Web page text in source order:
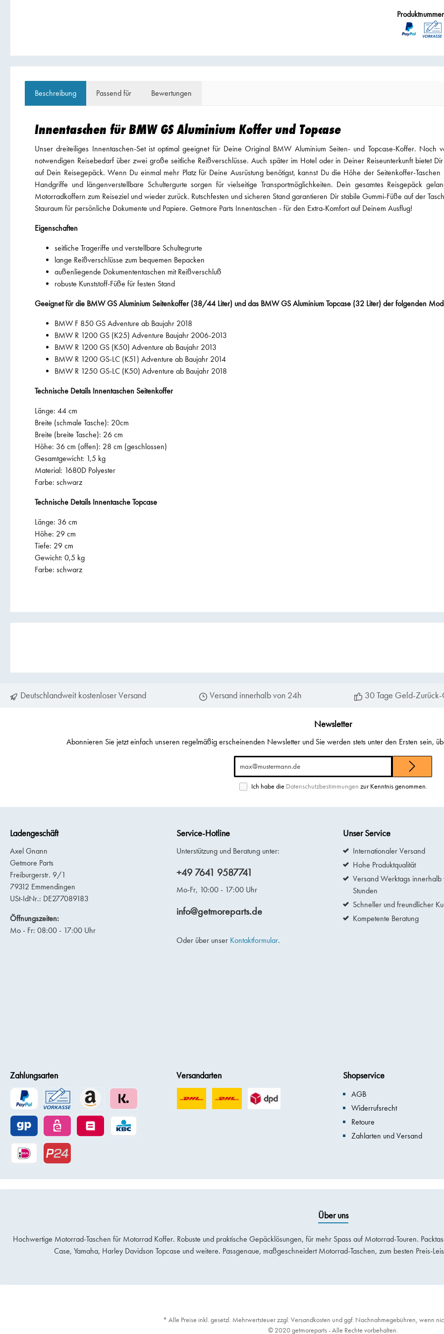
Beschreibung Passend für Bewertungen
Innentaschen für BMW GS Aluminium Koffer und Topcase
Unser dreiteiliges Innentaschen-Set ist optimal geeignet für Deine Original BMW Aluminium Seiten- und Topcase-Koffer. Noch
notwendigen Reisebedarf über zwei große seitliche Reißverschlüsse. Auch später im Hotel oder in Deiner Reiseunterkunft bietet
auf Dein Reisegepäck. Wenn Du einmal mehr Platz für Deine Ausrüstung benötigst, kannst Du die Höhe der Seitenkoffer-
Handgriffe und längenverstellbare Schultergurte sorgen für vielseitige Transportmöglichkeiten. Dein gesamtes Reisgepäck
Motorradkoffern zum Reiseziel und wieder zurück. Rutschfesten und sicheren Stand garantieren Dir stabile Gummi-Füße auf der
Stauraum für persönliche Dokumente und Papiere. Getmore Parts Innentaschen - für den Extra-Komfort auf Deinem Ausflug!
Eigenschaften
seitliche Trageriffe und verstellbare Schultegrurte
lange Reißverschlüsse zum bequemen Bepacken
außenliegende Dokumententaschen mit Reißverschluß
robuste Kunststoff-Füße für festen Stand
Geeignet für die BMW GS Aluminium Seitenkoffer (38/44 Liter) und das BMW GS Aluminium Topcase (32 Liter) der folgenden
BMW F 850 GS Adventure ab Baujahr 2018
BMW R 1200 GS (K25) Adventure Baujahr 2006-2013
BMW R 1200 GS (K50) Adventure ab Baujahr 2013
BMW R 1200 GS-LC (K51) Adventure ab Baujahr 2014
BMW R 1250 GS-LC (K50) Adventure ab Baujahr 2018
Technische Details Innentaschen Seitenkoffer
Länge: 44 cm
Breite (schmale Tasche): 20cm
Breite (breite Tasche): 26 cm
Höhe: 36 cm (offen): 28 cm (geschlossen)
Gesamtgewicht: 1,5 kg
Material: 1680D Polyester
Farbe: schwarz
Technische Details Innentasche Topcase
Länge: 36 cm
Höhe: 29 cm
Tiefe: 29 cm
Gewicht: 0,5 kg
Farbe: schwarz
Deutschlandweit kostenloser Versand Versand innerhalb von 24h 30 Tage Geld-
Newsletter
Abonnieren Sie jetzt einfach unseren regelmäßig erscheinenden Newsletter und Sie werden stets unter den Ersten sein,
Adresse*
Ich habe die Datenschutzbestimmungen zur Kenntnis genommen.
Ladengeschäft
Axel Gnann
Getmore Parts
Freiburgerstr. 9/1
79312 Emmendingen
USt-IdNr.: DE277089183
Öffnungszeiten:
Mo - Fr: 08:00 - 17:00 Uhr
Service-Hotline
Unterstützung und Beratung unter:
+49 7641 9587741
Mo-Fr, 10:00 - 17:00 Uhr
info@getmoreparts.de
Oder über unser Kontaktformular.
Unser Service
Internationaler Versand
Hohe Produktqualität
Versand Werktags
Stunden
Schneller und freundlicher
Kompetente Beratung
Zahlungsarten Versandarten Shopservice
AGB
Widerrufsrecht
Retoure
Zahlarten und Versand
Über uns
Hochwertige Motorrad-Taschen für Motorrad Koffer. Robuste und praktische Gepäcklösungen, für mehr Spass auf Motorrad-Touren.
Case, Yamaha, Harley Davidson Topcase und weitere. Passgenaue, maßgeschneidert Motorrad-Taschen, zum besten Preis-
* Alle Preise inkl. gesetzl. Mehrwertsteuer zzgl. Versandkosten und ggf. Nachnahmegebühren, wenn
© 2020 getmoreparts - Alle Rechte vorbehalten.